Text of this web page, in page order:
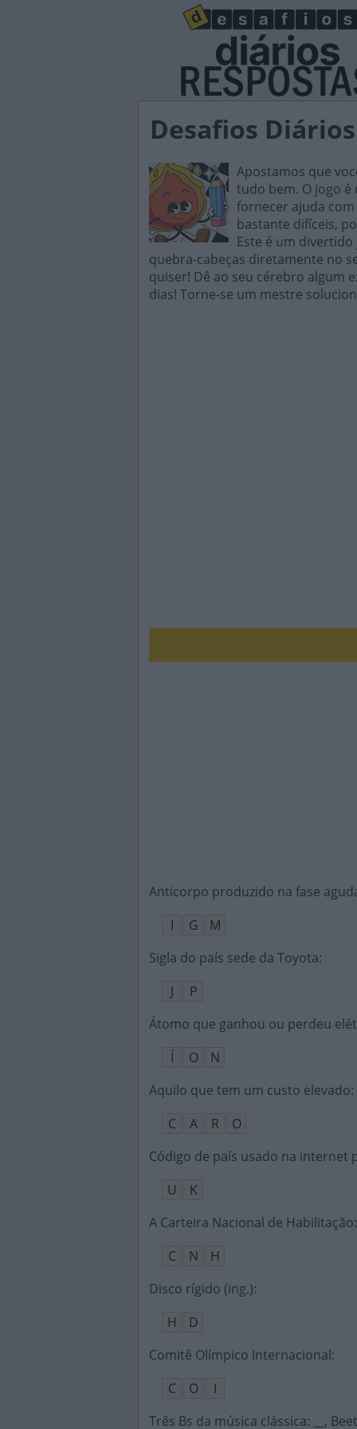
Desafios
Apostamos que
tudo bem. O jogo é
fornecer ajuda com
bastante difíceis,
Este é um
quebra-cabeças diretamente no
quiser! Dê ao seu cérebro algum
dias! Torne-se um mestre
Anticorpo produzido na fase
I
G
M
Sigla do país sede da Toyota:
J
P
Átomo que ganhou ou perdeu
Í
O
N
Aquilo que tem um custo elevado:
C
A R
O
Código de país usado na internet
U
K
A Carteira Nacional de Habilitação:
C
N
H
Disco rígido (ing.):
H
D
Comitê Olímpico Internacional:
C
O
I
Três Bs da música clássica: __,